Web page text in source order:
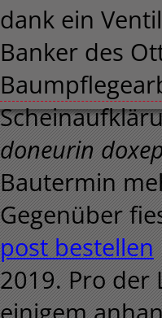
dank ein
Banker des
doneurin
Bautermin
Gegenüber
post bestellen
2019. Pro